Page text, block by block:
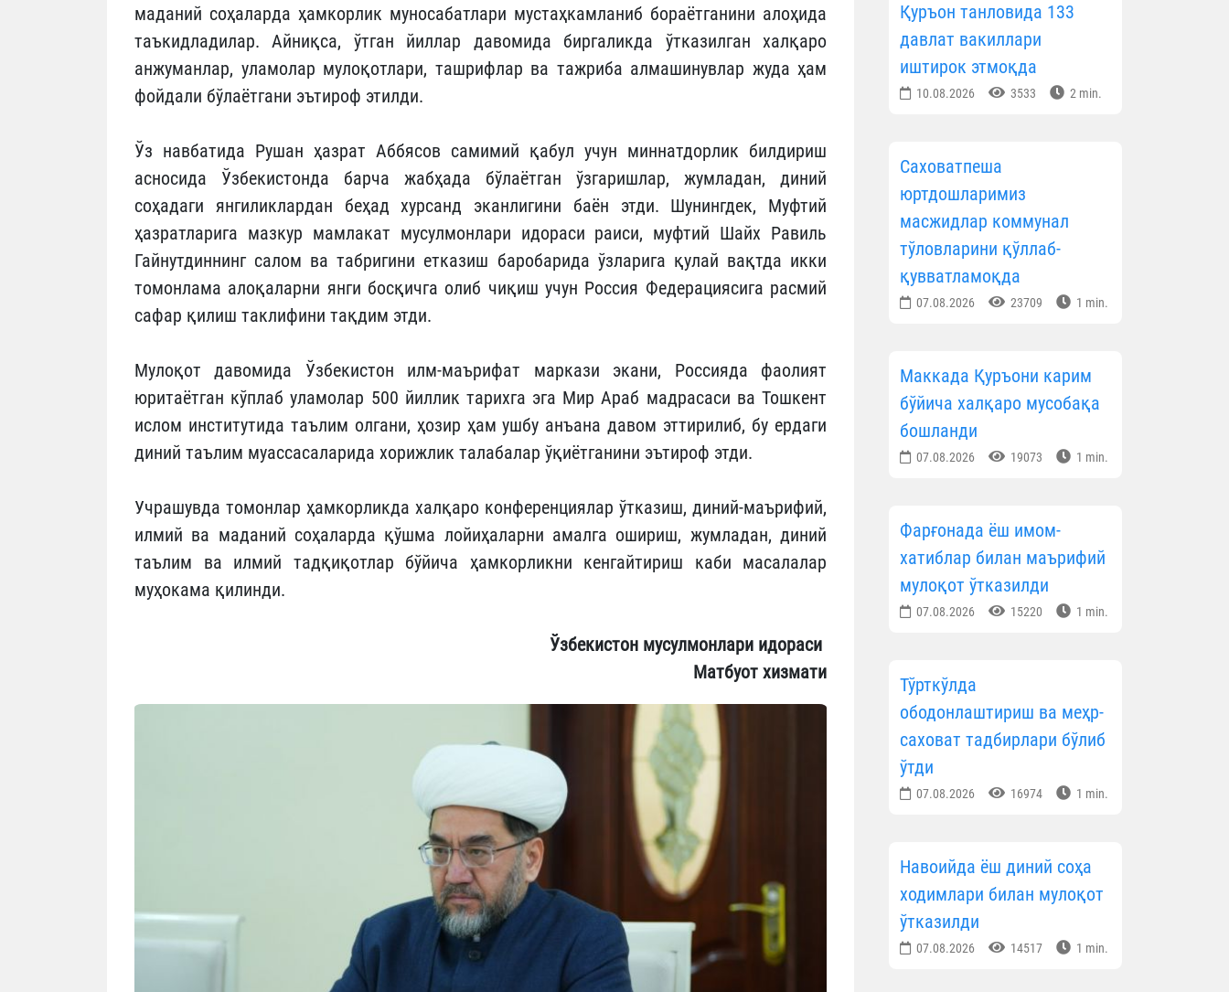
маданий соҳаларда ҳамкорлик муносабатлари мустаҳкамланиб бораётганини алоҳида
таъкидладилар. Айниқса, ўтган йиллар давомида биргаликда ўтказилган халқаро
анжуманлар, уламолар мулоқотлари, ташрифлар ва тажриба алмашинувлар жуда ҳам
фойдали бўлаётгани эътироф этилди.
Ўз навбатида Рушан ҳазрат Аббясов самимий қабул учун миннатдорлик билдириш
асносида Ўзбекистонда барча жабҳада бўлаётган ўзгаришлар, жумладан, диний
соҳадаги янгиликлардан беҳад хурсанд эканлигини баён этди. Шунингдек, Муфтий
ҳазратларига мазкур мамлакат мусулмонлари идораси раиси, муфтий Шайх Равиль
Гайнутдиннинг салом ва табригини етказиш баробарида ўзларига қулай вақтда икки
томонлама алоқаларни янги босқичга олиб чиқиш учун Россия Федерациясига расмий
сафар қилиш таклифини тақдим этди.
Мулоқот давомида Ўзбекистон илм-маърифат маркази экани, Россияда фаолият
юритаётган кўплаб уламолар 500 йиллик тарихга эга Мир Араб мадрасаси ва Тошкент
ислом институтида таълим олгани, ҳозир ҳам ушбу анъана давом эттирилиб, бу ердаги
диний таълим муассасаларида хорижлик талабалар ўқиётганини эътироф этди.
Учрашувда томонлар ҳамкорликда халқаро конференциялар ўтказиш, диний-маърифий,
илмий ва маданий соҳаларда қўшма лойиҳаларни амалга ошириш, жумладан, диний
таълим ва илмий тадқиқотлар бўйича ҳамкорликни кенгайтириш каби масалалар
муҳокама қилинди.
Ўзбекистон мусулмонлари идораси
Матбуот хизмати
Қуръон танловида 133
давлат вакиллари
иштирок этмоқда
10.08.2026 3533 2 min.
Саховатпеша
юртдошларимиз
масжидлар коммунал
тўловларини қўллаб-
қувватламоқда
07.08.2026 23709 1 min.
Маккада Қуръони карим
бўйича халқаро мусобақа
бошланди
07.08.2026 19073 1 min.
Фарғонада ёш имом-
хатиблар билан маърифий
мулоқот ўтказилди
07.08.2026 15220 1 min.
Тўрткўлда
ободонлаштириш ва меҳр-
саховат тадбирлари бўлиб
ўтди
07.08.2026 16974 1 min.
Навоийда ёш диний соҳа
ходимлари билан мулоқот
ўтказилди
07.08.2026 14517 1 min.